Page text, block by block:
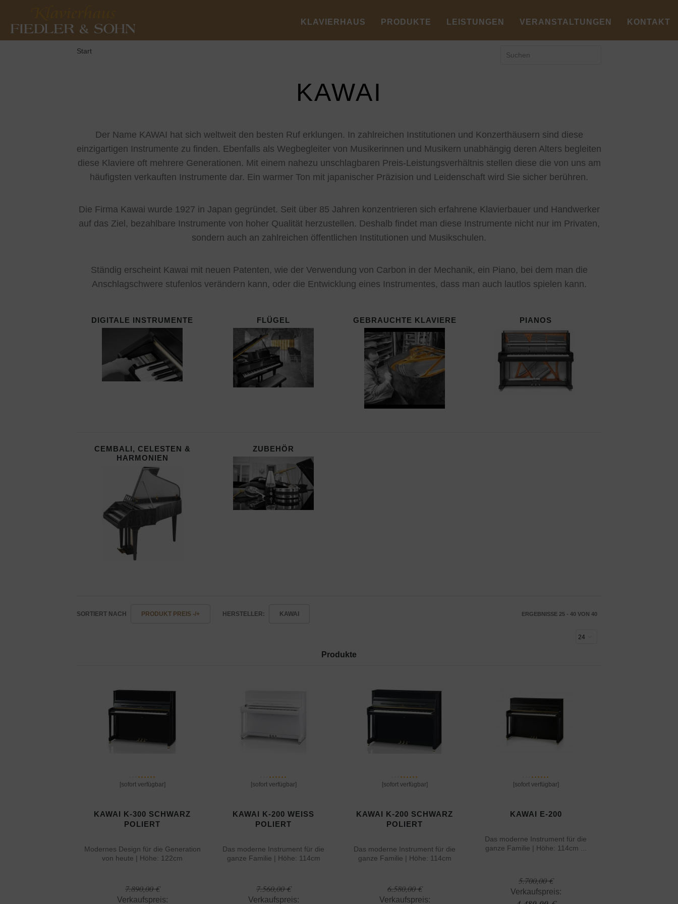
KLAVIERHAUS PRODUKTE LEISTUNGEN VERANSTALTUNGEN KONTAKT
Start
KAWAI
Der Name KAWAI hat sich weltweit den besten Ruf erklungen. In zahlreichen Institutionen und Konzerthäusern sind diese
einzigartigen Instrumente zu finden. Ebenfalls als Wegbegleiter von Musikerinnen und Musikern unabhängig deren Alters begleiten
diese Klaviere oft mehrere Generationen. Mit einem nahezu unschlagbaren Preis-Leistungsverhältnis stellen diese die von uns am
häufigsten verkauften Instrumente dar. Ein warmer Ton mit japanischer Präzision und Leidenschaft wird Sie sicher berühren.
Die Firma Kawai wurde 1927 in Japan gegründet. Seit über 85 Jahren konzentrieren sich erfahrene Klavierbauer und Handwerker
auf das Ziel, bezahlbare Instrumente von hoher Qualität herzustellen. Deshalb findet man diese Instrumente nicht nur im Privaten,
sondern auch an zahlreichen öffentlichen Institutionen und Musikschulen.
Ständig erscheint Kawai mit neuen Patenten, wie der Verwendung von Carbon in der Mechanik, ein Piano, bei dem man die
Anschlagschwere stufenlos verändern kann, oder die Entwicklung eines Instrumentes, dass man auch lautlos spielen kann.
DIGITALE INSTRUMENTE FLÜGEL GEBRAUCHTE KLAVIERE PIANOS
CEMBALI, CELESTEN &
HARMONIEN
ZUBEHÖR
SORTIERT NACH PRODUKT PREIS -/+ HERSTELLER: KAWAI ERGEBNISSE 25 - 40 VON 40
Produkte
[sofort verfügbar]
KAWAI K-300 SCHWARZ
POLIERT
Modernes Design für die Generation
von heute | Höhe: 122cm
7.890,00 €
Verkaufspreis:
[sofort verfügbar]
KAWAI K-200 WEISS P
OLIERT
Das moderne Instrument für die
ganze Familie | Höhe: 114cm
7.560,00 €
Verkaufspreis:
[sofort verfügbar]
KAWAI K-200 SCHWARZ
POLIERT
Das moderne Instrument für die
ganze Familie | Höhe: 114cm
6.580,00 €
Verkaufspreis:
[sofort verfügbar]
KAWAI E-200
Das moderne Instrument für die
ganze Familie | Höhe: 114cm ...
5.700,00 €
Verkaufspreis: